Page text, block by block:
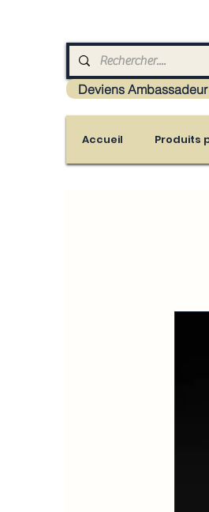
Livraison : Mayotte -
Deviens
Accueil Produits